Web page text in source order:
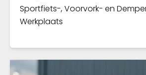
Sportfiets-, Voorvork- en
Werkplaats